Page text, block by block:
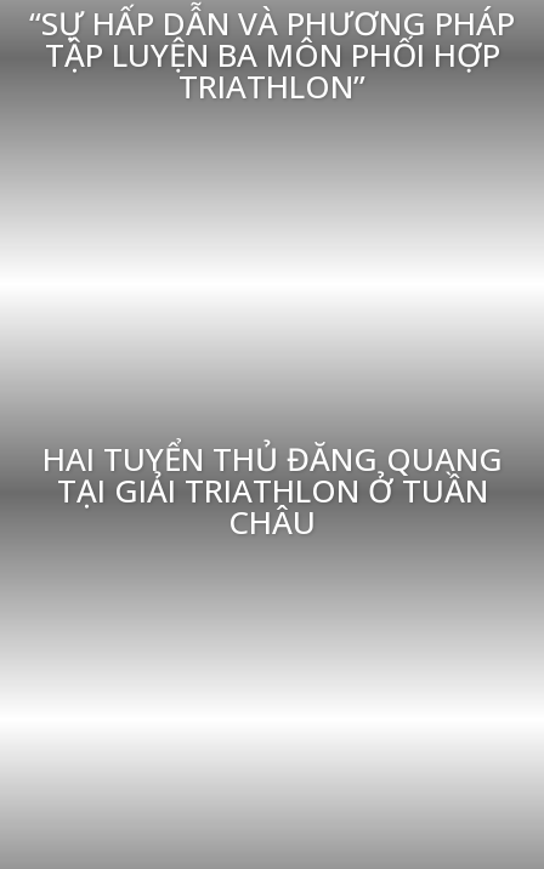
“SỰ HẤP DẪN VÀ PHƯƠNG PHÁP
TẬP LUYỆN BA MÔN PHỐI HỢP
TRIATHLON”
HAI TUYỂN THỦ ĐĂNG QUANG
TẠI GIẢI TRIATHLON Ở TUẦN
CHÂU